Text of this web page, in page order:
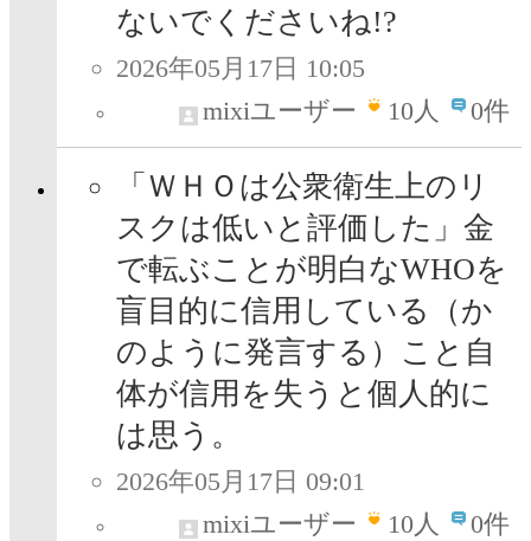
ないでくださいね!?
2026年05月17日 10:05
mixiユーザー
10人 0件
「ＷＨＯは公衆衛生上のリ
スクは低いと評価した」金
で転ぶことが明白なWHOを
盲目的に信用している（か
のように発言する）こと自
体が信用を失うと個人的に
は思う。
2026年05月17日 09:01
mixiユーザー
10人 0件